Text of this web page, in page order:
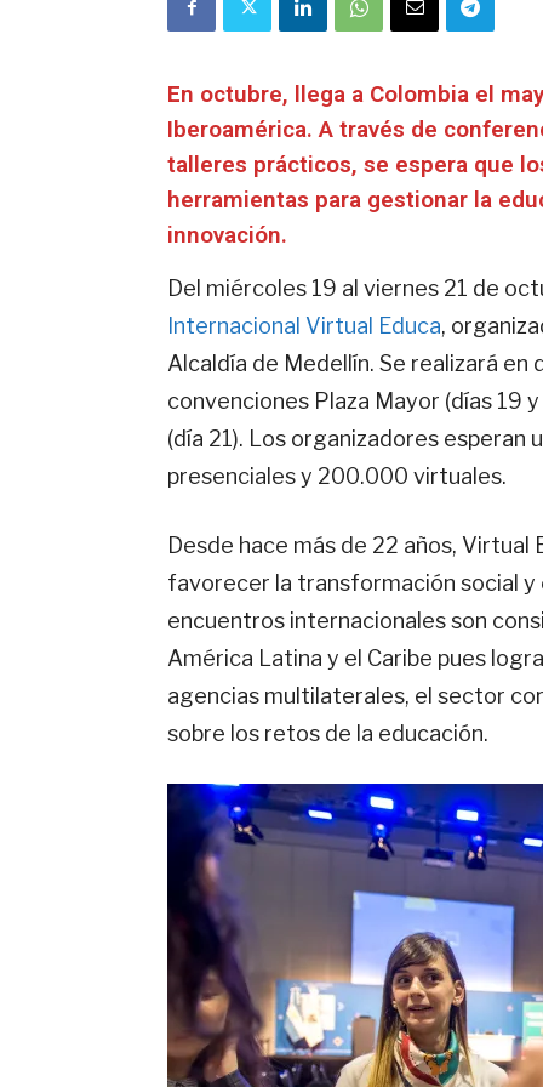
En octubre, llega a Colombia el
Iberoamérica. A través de
talleres prácticos, se espera que
herramientas para gestionar la
innovación.
Del miércoles 19 al viernes 21 de
Internacional Virtual Educa,
Alcaldía de Medellín. Se realizará
convenciones Plaza Mayor (días 19
(día 21). Los organizadores
presenciales y 200.000 virtuales.
Desde hace más de 22 años, Virtual
favorecer la transformación social
encuentros internacionales son
América Latina y el Caribe pues
agencias multilaterales, el sector
sobre los retos de la educación.